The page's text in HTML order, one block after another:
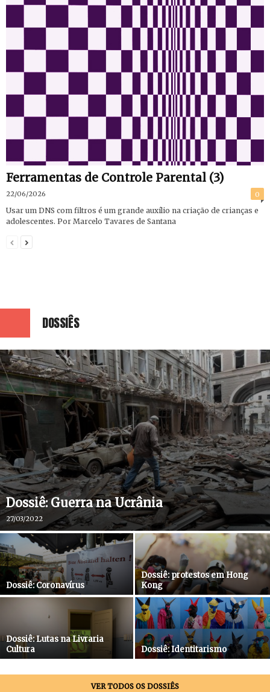
Ferramentas de Controle Parental (3)
22/06/2026 0
Usar um DNS com filtros é um grande auxílio na criação de crianças e
adolescentes. Por Marcelo Tavares de Santana
DOSSIÊS
Dossiê: Guerra na Ucrânia
27/03/2022
Dossiê: Coronavírus
Dossiê: protestos em Hong
Kong
Dossiê: Lutas na Livraria
Cultura
Dossiê: Identitarismo
VER TODOS OS DOSSIÊS